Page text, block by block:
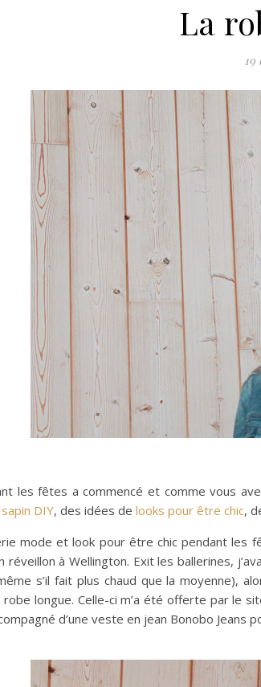
La
19
les fêtes a commencé et comme vous
sapin DIY, des idées de looks pour être chic,
mode et look pour être chic pendant les
réveillon à Wellington. Exit les ballerines,
s’il fait plus chaud que la moyenne),
longue. Celle-ci m’a été offerte par le
d’une veste en jean Bonobo